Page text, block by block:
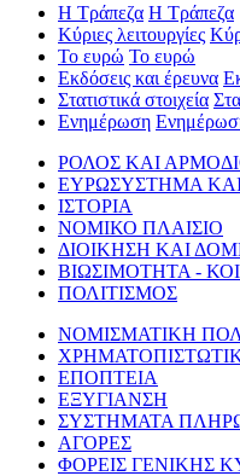
Η Τράπεζα Η Τράπεζα
Κύριες λειτουργίες
Το ευρώ Το ευρώ
Εκδόσεις και έρευνα
Στατιστικά στοιχεία
Ενημέρωση
ΡΟΛΟΣ ΚΑΙ
ΕΥΡΩΣΥΣΤΗΜΑ
ΙΣΤΟΡΙΑ
ΝΟΜΙΚΟ ΠΛΑΙΣΙΟ
ΔΙΟΙΚΗΣΗ ΚΑΙ
ΒΙΩΣΙΜΟΤΗΤΑ -
ΠΟΛΙΤΙΣΜΟΣ
ΝΟΜΙΣΜΑΤΙΚΗ
ΕΠΟΠΤΕΙΑ
ΕΞΥΓΙΑΝΣΗ
ΣΥΣΤΗΜΑΤΑ
ΑΓΟΡΕΣ
ΦΟΡΕΙΣ ΓΕΝΙΚΗΣ